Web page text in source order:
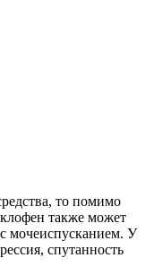
то помимо
также может
мочеиспусканием. У
спутанность